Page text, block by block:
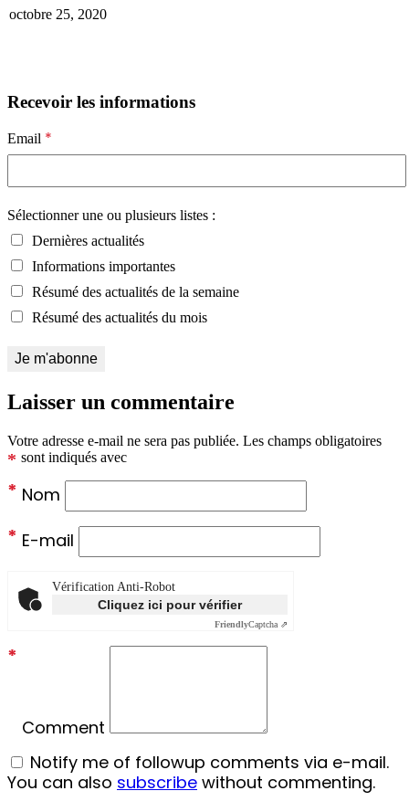
octobre 25, 2020
Recevoir les informations
Email *
Sélectionner une ou plusieurs listes :
Dernières actualités
Informations importantes
Résumé des actualités de la semaine
Résumé des actualités du mois
Laisser un commentaire
Votre adresse e-mail ne sera pas publiée. Les champs obligatoires
sont indiqués avec
*
Nom
*
E-mail
*
Vérification Anti-Robot
Cliquez ici pour vérifier
FriendlyCaptcha ⇗
Comment
*
Notify me of followup comments via e-mail.
You can also subscribe without commenting.